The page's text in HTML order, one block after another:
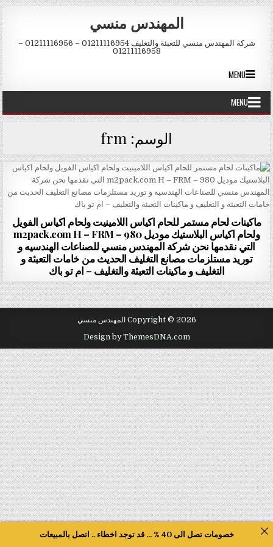
Skip to content
المهندس منسي
شركة المهندس منسي للتعبئة والتغليف 01211116954 – 01211116956 –
01211116958
MENU
MENU
الوسم: frm
ماكينات لحام مستمر للحام اكياس اللامينيت ولحام اكياس الفويل
ولحام اكياس البلاستيك موديل m2pack.com H – FRM – 980
التي نقدمها نحن شركة المهندس منسي للصناعات الهندسيه و
توريد مستلزمات مصانع التغليف الحديث من خامات التعبئة و
التغليف و ماكينات التعبئة والتغليف – ام تو باك
Copyright © 2026 المهندس منسي
Design by ThemesDNA.com
خصومات تصل الى 40 % ... قد توجد اخطاء .. اتصل بالمبيعات